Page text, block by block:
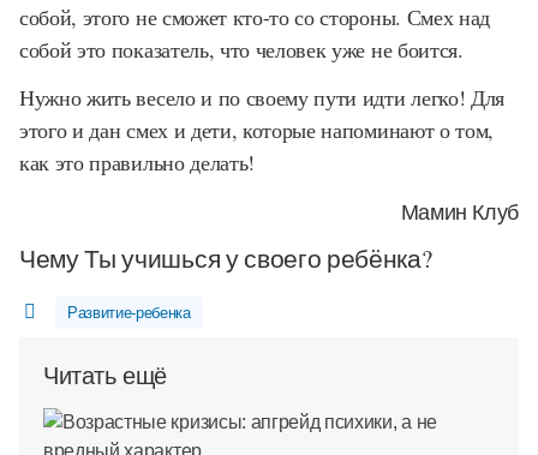
собой, этого не сможет кто-то со стороны. Смех над
собой это показатель, что человек уже не боится.
Нужно жить весело и по своему пути идти легко! Для
этого и дан смех и дети, которые напоминают о том,
как это правильно делать!
Мамин Клуб
Чему Ты учишься у своего ребёнка?
Развитие-ребенка
Читать ещё